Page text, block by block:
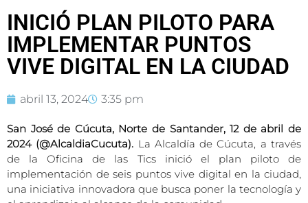
INICIÓ PLAN PILOTO PARA
IMPLEMENTAR PUNTOS
VIVE DIGITAL EN LA CIUDAD
abril 13, 2024 3:35 pm
San José de Cúcuta, Norte de Santander, 12 de abril de
2024 (@AlcaldiaCucuta). La Alcaldía de Cúcuta, a través
de la Oficina de las Tics inició el plan piloto de
implementación de seis puntos vive digital en la ciudad,
una iniciativa innovadora que busca poner la tecnología y